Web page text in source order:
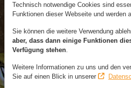
info@dahm-gartenbau.de
53113 Bonn
Technisch notwendige Cookies sind
Funktionen dieser Webseite und werden
Sie können die weitere Verwendung
aber, dass dann einige Funktionen
Verfügung stehen
Weitere Informationen zu uns und den
Sie auf einen Blick in unserer